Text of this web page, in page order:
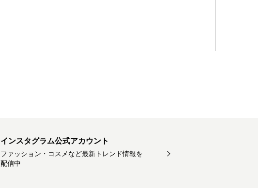
インスタグラム公式アカウント
ファッション・コスメなど最新トレンド情報を
配信中